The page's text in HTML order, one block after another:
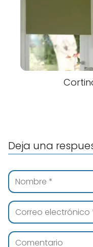
Deja una